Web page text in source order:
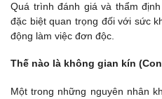
Quá trình đánh giá và thẩm
đặc biệt quan trọng đối với sức
động làm việc đơn độc.
Thế nào là không gian kín
Một trong những nguyên nhân